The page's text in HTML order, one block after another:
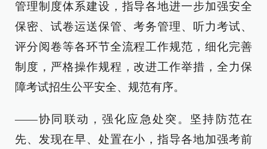
管理制度体系建设，指导各地进一步加强安全
保密、试卷运送保管、考务管理、听力考试、
评分阅卷等各环节全流程工作规范，细化完善
制度，严格操作规程，改进工作举措，全力保
障考试招生公平安全、规范有序。
——协同联动，强化应急处突。坚持防范在
先、发现在早、处置在小，指导各地加强考前